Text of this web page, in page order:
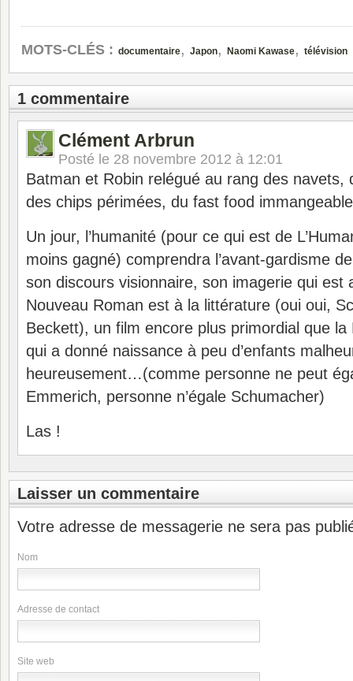
MOTS-CLÉS : documentaire, Japon, Naomi Kawase, télévision
1 commentaire
Clément Arbrun
Posté le 28 novembre 2012 à 12:01
Batman et Robin relégué au rang des navets,
des chips périmées, du fast food
Un jour, l’humanité (pour ce qui est de
moins gagné) comprendra l’avant-gardisme
son discours visionnaire, son imagerie qui est
Nouveau Roman est à la littérature (oui oui,
Beckett), un film encore plus primordial que la
qui a donné naissance à peu d’enfants
heureusement…(comme personne ne peut
Emmerich, personne n’égale Schumacher)
Las !
Laisser un commentaire
Votre adresse de messagerie ne sera pas
Nom
Adresse de contact
Site web